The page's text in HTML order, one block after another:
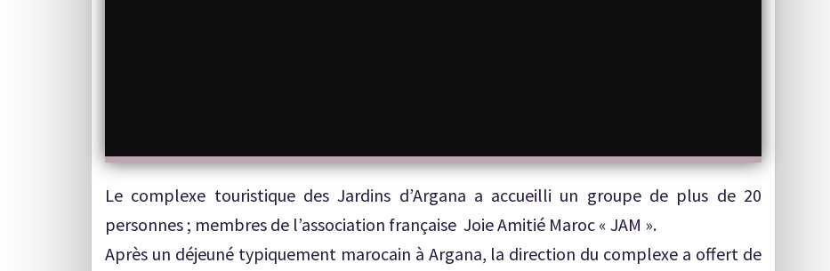
Le complexe touristique des Jardins d’Argana a accueilli un groupe de plus de 20
personnes ; membres de l’association française Joie Amitié Maroc « JAM ».
Après un déjeuné typiquement marocain à Argana, la direction du complexe a offert de